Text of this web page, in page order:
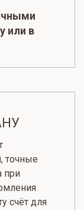
или в
точные
при
счёт для